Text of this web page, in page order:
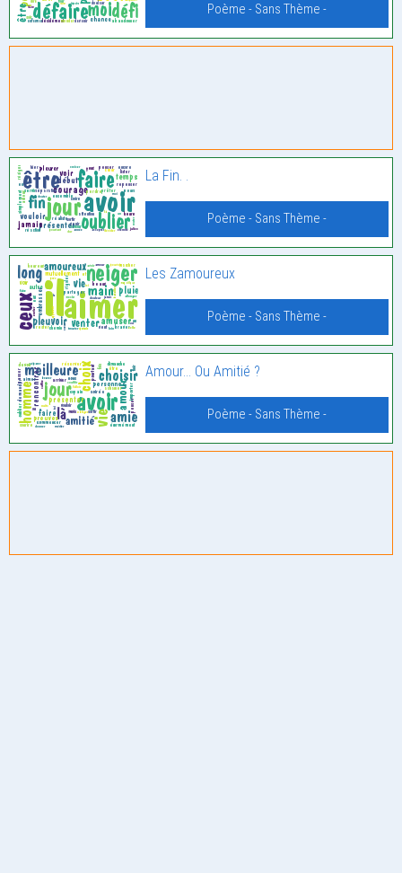
Poème - Sans Thème -
La Fin. .
Poème - Sans Thème -
Les Zamoureux
Poème - Sans Thème -
Amour… Ou Amitié ?
Poème - Sans Thème -